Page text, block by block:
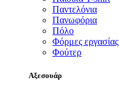
Παντελόνια
Πανωφόρια
Πόλο
Φόρμες εργασίας
Φούτερ
Αξεσουάρ